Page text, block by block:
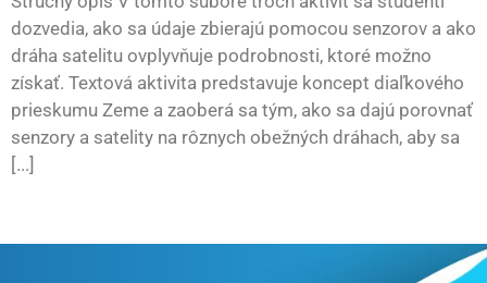
dozvedia, ako sa údaje zbierajú pomocou senzorov a ako
dráha satelitu ovplyvňuje podrobnosti, ktoré možno
získať. Textová aktivita predstavuje koncept diaľkového
prieskumu Zeme a zaoberá sa tým, ako sa dajú porovnať
senzory a satelity na rôznych obežných dráhach, aby sa
[...]